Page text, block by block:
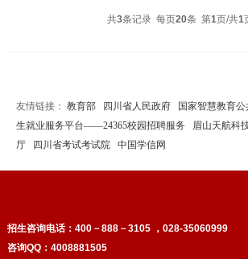
共3条记录 每页20条 第1页/共1
友情链接： 教育部 四川省人民政府 国家智慧教育
生就业服务平台——24365校园招聘服务
眉山天航科
厅
四川省考试考试院 中国学信网
招生咨询电话： 400－888－3105 ，028-35060999
咨询QQ：4008881505